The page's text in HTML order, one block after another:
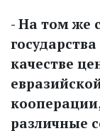
- На том же
качестве
различные